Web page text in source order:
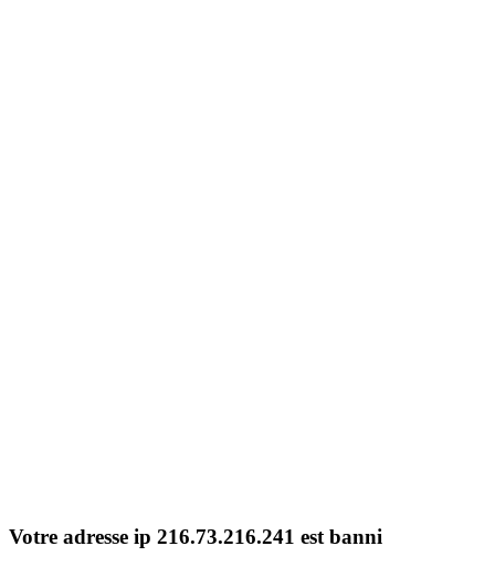
Votre adresse ip 216.73.216.241 est banni